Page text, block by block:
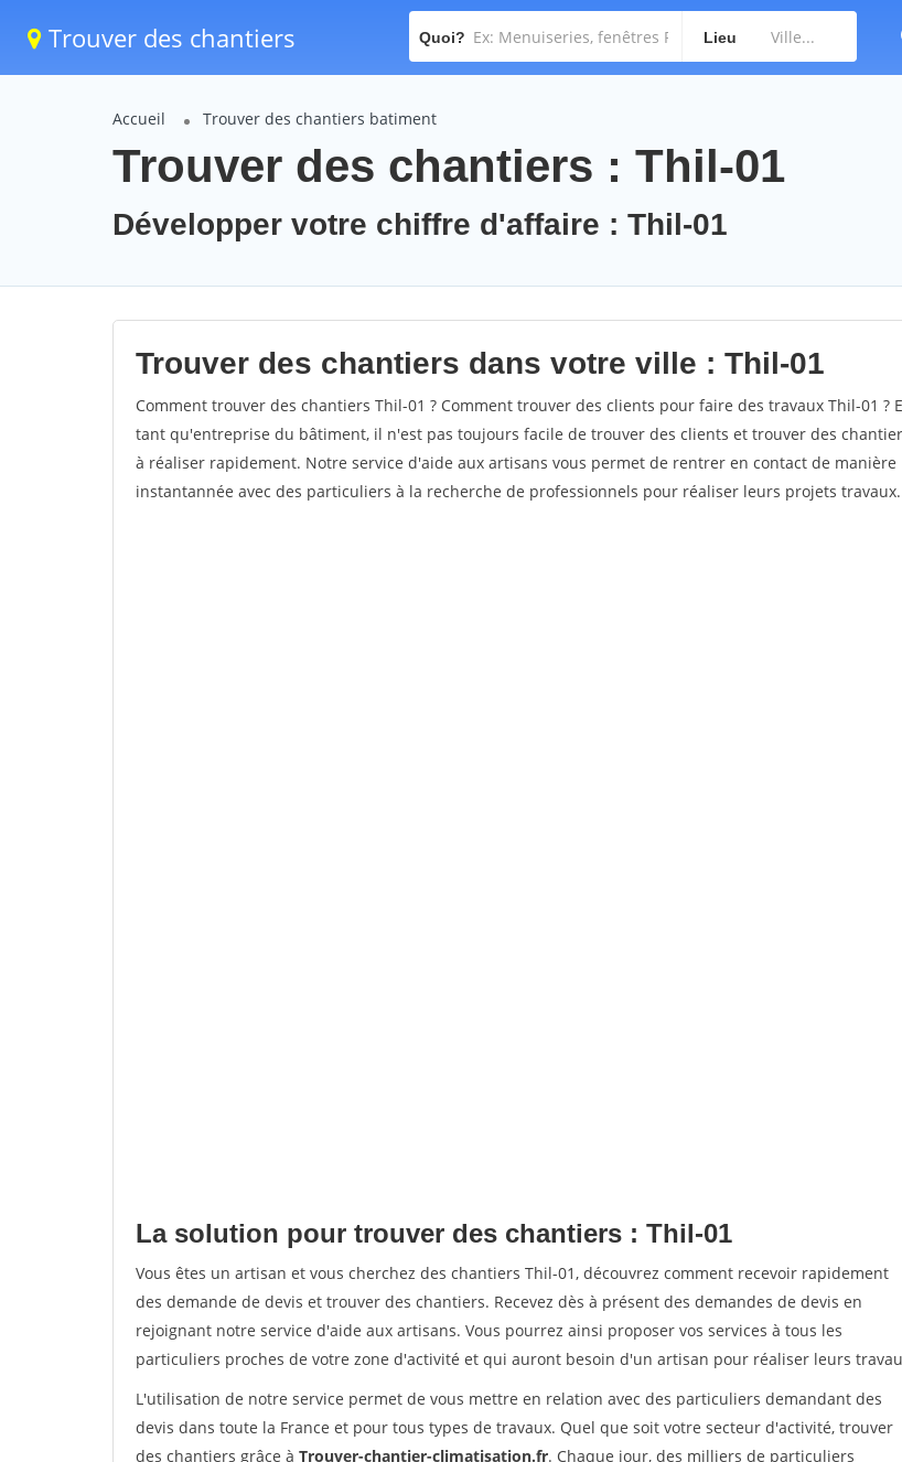
Trouver des chantiers Quoi? Lieu
Accueil Trouver des chantiers batiment
Trouver des chantiers : Thil-01
Développer votre chiffre d'affaire : Thil-01
Trouver des chantiers dans votre ville : Thil-01
Comment trouver des chantiers Thil-01 ? Comment trouver des clients pour faire des travaux Thil-01 ?
tant qu'entreprise du bâtiment, il n'est pas toujours facile de trouver des clients et trouver des
à réaliser rapidement. Notre service d'aide aux artisans vous permet de rentrer en contact de manière
instantannée avec des particuliers à la recherche de professionnels pour réaliser leurs projets travaux.
La solution pour trouver des chantiers : Thil-01
Vous êtes un artisan et vous cherchez des chantiers Thil-01, découvrez comment recevoir rapidement
des demande de devis et trouver des chantiers. Recevez dès à présent des demandes de devis en
rejoignant notre service d'aide aux artisans. Vous pourrez ainsi proposer vos services à tous les
particuliers proches de votre zone d'activité et qui auront besoin d'un artisan pour réaliser leurs
L'utilisation de notre service permet de vous mettre en relation avec des particuliers demandant des
devis dans toute la France et pour tous types de travaux. Quel que soit votre secteur d'activité, trouver
des chantiers grâce à Trouver-chantier-climatisation.fr. Chaque jour, des milliers de particuliers